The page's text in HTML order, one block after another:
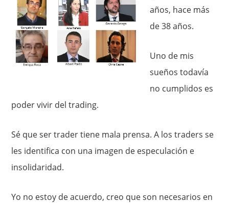
años, hace más
de 38 años.
Uno de mis
sueños todavía
no cumplidos es
poder vivir del trading.
Sé que ser trader tiene mala prensa. A los traders se
les identifica con una imagen de especulación e
insolidaridad.
Yo no estoy de acuerdo, creo que son necesarios en